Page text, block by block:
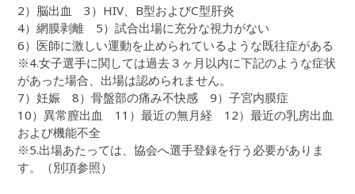
2）脳出血 3）HIV、B型およびC型肝炎
4）網膜剥離 5）試合出場に充分な視力がない
6）医師に激しい運動を止められているような既往症がある
※4.女子選手に関しては過去３ヶ月以内に下記のような症状
があった場合、出場は認められません。
7）妊娠 8）骨盤部の痛み不快感 9）子宮内膜症
10）異常膣出血 11）最近の無月経 12）最近の乳房出血
および機能不全
※5.出場あたっては、協会へ選手登録を行う必要がありま
す。（別項参照）